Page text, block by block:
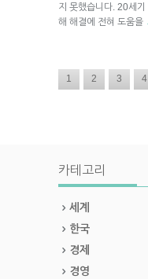
지 못했습니다. 20세
해 해결에 전혀 도움을
1 2 3 4
카테고리
세계
한국
경제
경영